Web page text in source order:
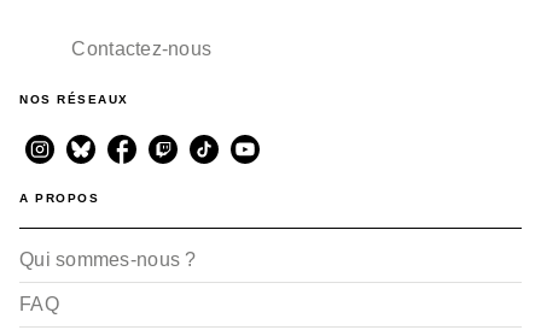
Contactez-nous
NOS RÉSEAUX
A PROPOS
Qui sommes-nous ?
FAQ